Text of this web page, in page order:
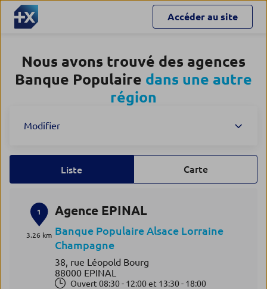
Accéder au site
Nous avons trouvé des agences
Banque Populaire dans une autre
région
Modifier
Liste Carte
1
3.26 km
Agence EPINAL
Banque Populaire Alsace Lorraine
Champagne
38, rue Léopold Bourg
88000 EPINAL
Ouvert 08:30 - 12:00 et 13:30 - 18:00